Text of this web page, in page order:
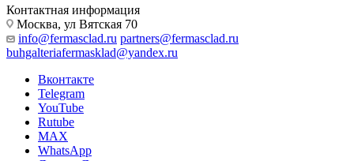
Контактная информация
Москва, ул Вятская 70
info@fermasclad.ru partners@fermasclad.ru
buhgalteriafermasklad@yandex.ru
Вконтакте
Telegram
YouTube
Rutube
MAX
WhatsApp